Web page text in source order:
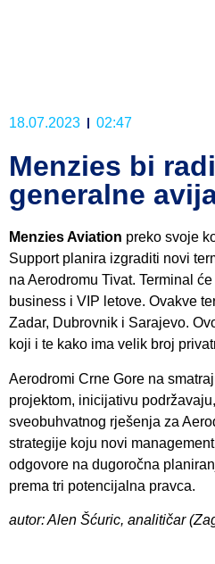
18.07.2023 02:47
Menzies bi
generalne
Menzies Aviation preko svoje
Support planira izgraditi novi
na Aerodromu Tivat. Terminal
business i VIP letove. Ovakve
Zadar, Dubrovnik i Sarajevo.
koji i te kako ima velik broj
Aerodromi Crne Gore na
projektom, inicijativu
sveobuhvatnog rješenja za
strategije koju novi
odgovore na dugoročna
prema tri potencijalna pravca.
autor: Alen Šćuric, analitičar